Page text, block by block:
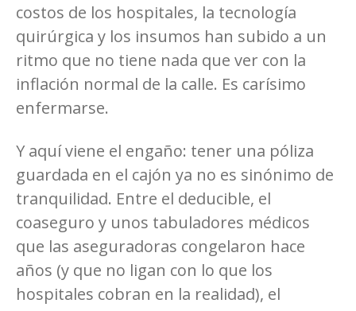
costos de los hospitales, la tecnología
quirúrgica y los insumos han subido a un
ritmo que no tiene nada que ver con la
inflación normal de la calle. Es carísimo
enfermarse.
Y aquí viene el engaño: tener una póliza
guardada en el cajón ya no es sinónimo de
tranquilidad. Entre el deducible, el
coaseguro y unos tabuladores médicos
que las aseguradoras congelaron hace
años (y que no ligan con lo que los
hospitales cobran en la realidad), el